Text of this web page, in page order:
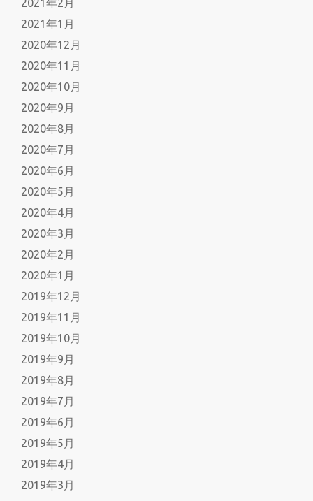
2021年1月
2020年12月
2020年11月
2020年10月
2020年9月
2020年8月
2020年7月
2020年6月
2020年5月
2020年4月
2020年3月
2020年2月
2020年1月
2019年12月
2019年11月
2019年10月
2019年9月
2019年8月
2019年7月
2019年6月
2019年5月
2019年4月
2019年3月